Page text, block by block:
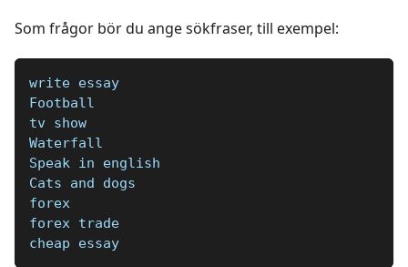
Som frågor bör du ange sökfraser, till exempel:
write essay
Football
tv show
Waterfall
Speak in english
Cats and dogs
forex
forex trade
cheap essay